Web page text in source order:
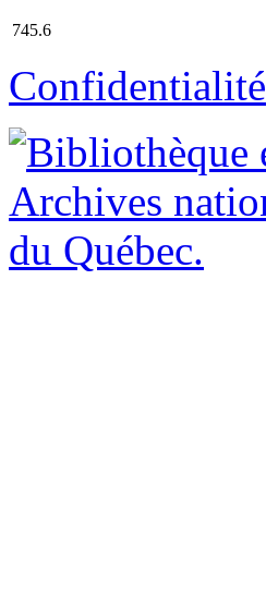
745.6
Confidentialité